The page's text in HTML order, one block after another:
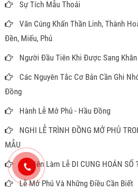
Sự Tích Mẫu Thoải
Văn Cúng Khấn Thần Linh, Thành
Đền, Miếu, Phủ
Người Đầu Tiên Khi Được Sang
Các Nguyên Tắc Cơ Bản Cần Ghi
Đồng
Hành Lễ Mở Phủ - Hầu Đồng
NGHI LỄ TRÌNH ĐỒNG MỞ PHỦ
MẪU
CÓ Nên Làm Lễ DI CUNG HOÁN SỐ
Lễ Mở Phủ Và Những Điều Cần Biết